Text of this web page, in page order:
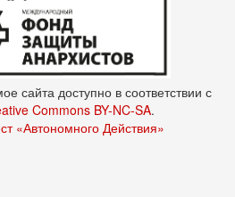
сайта доступно в соответствии с
Commons BY-NC-SA.
«Автономного Действия»